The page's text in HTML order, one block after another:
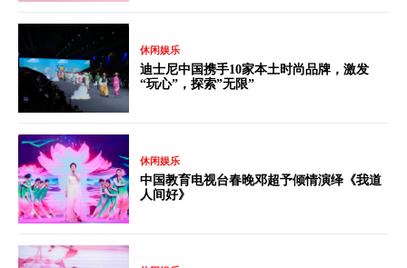
休闲娱乐
迪士尼中国携手10家本土时尚品牌，激发
“玩心”，探索”无限”
休闲娱乐
中国教育电视台春晚邓超予倾情演绎《我道
人间好》